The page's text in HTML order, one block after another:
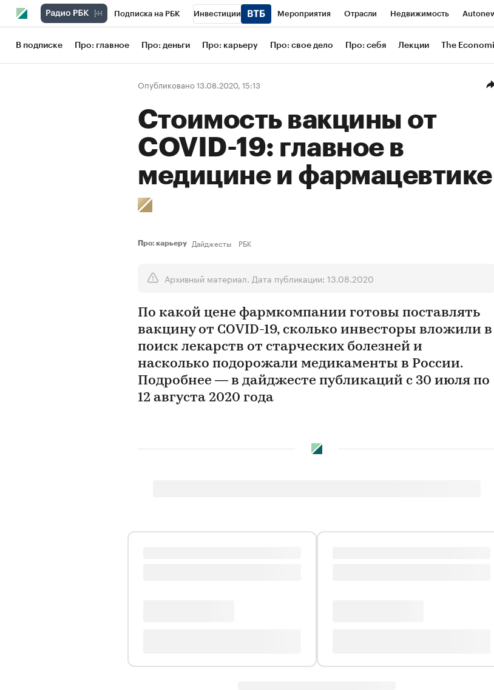
Подписка на РБК Инвестиции Мероприятия Отрасли Недвижимость
Школа управления РБК РБК Образование РБК Life Тренды Визионеры
Рынок наличной валюты
В подписке Про: главное Про: деньги Про: карьеру Про: свое дело Про: себя Лекции The
Опубликовано 13.08.2020, 15:13
Стоимость вакцины от
COVID-19: главное в
медицине и фармацевтике
Про: карьеру Дайджесты РБК
Архивный материал. Дата публикации: 13.08.2020
По какой цене фармкомпании готовы поставлять
вакцину от COVID-19, сколько инвесторы вложили в
поиск лекарств от старческих болезней и
насколько подорожали медикаменты в России.
Подробнее — в дайджесте публикаций с 30 июля по
12 августа 2020 года